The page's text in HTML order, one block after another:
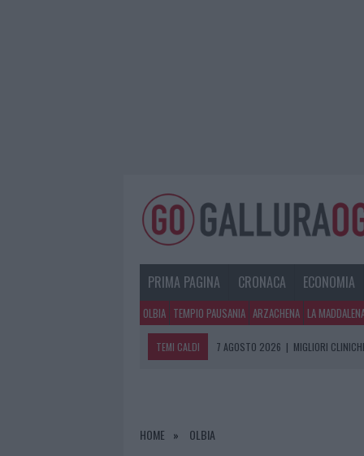
PRIMA PAGINA CRONACA ECONOMIA
OLBIA TEMPIO PAUSANIA ARZACHENA LA
TEMI CALDI 7 AGOSTO 2026 | MIGLIORI
HOME OLBIA